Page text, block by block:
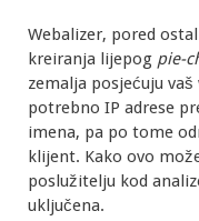
Webalizer, pored
kreiranja lijepog pie-
zemalja posjećuju
potrebno IP adrese
imena, pa po tome
klijent. Kako ovo
poslužitelju kod
uključena.